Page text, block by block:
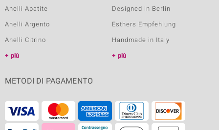
Anelli Apatite
Anelli Argento
Anelli Citrino
più
Designed in Berlin
Esthers Empfehlung
Handmade in Italy
più
METODI DI PAGAMENTO